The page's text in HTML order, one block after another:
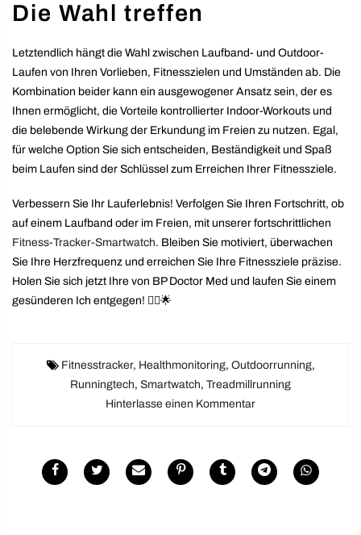
Die Wahl treffen
Letztendlich hängt die Wahl zwischen Laufband- und Outdoor-
Laufen von Ihren Vorlieben, Fitnesszielen und Umständen ab. Die
Kombination beider kann ein ausgewogener Ansatz sein, der es
Ihnen ermöglicht, die Vorteile kontrollierter Indoor-Workouts und
die belebende Wirkung der Erkundung im Freien zu nutzen. Egal,
für welche Option Sie sich entscheiden, Beständigkeit und Spaß
beim Laufen sind der Schlüssel zum Erreichen Ihrer Fitnessziele.
Verbessern Sie Ihr Lauferlebnis! Verfolgen Sie Ihren Fortschritt, ob
auf einem Laufband oder im Freien, mit unserer fortschrittlichen
Fitness-Tracker-Smartwatch. Bleiben Sie motiviert, überwachen
Sie Ihre Herzfrequenz und erreichen Sie Ihre Fitnessziele präzise.
Holen Sie sich jetzt Ihre von BP Doctor Med und laufen Sie einem
gesünderen Ich entgegen! 🏃‍♂️🌟
Fitnesstracker, Healthmonitoring, Outdoorrunning,
Runningtech, Smartwatch, Treadmillrunning
Hinterlasse einen Kommentar